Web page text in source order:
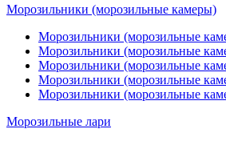
Морозильники (морозильные камеры)
Морозильники (морозильные
Морозильники (морозильные
Морозильники (морозильные
Морозильники (морозильные
Морозильники (морозильные
Морозильные лари